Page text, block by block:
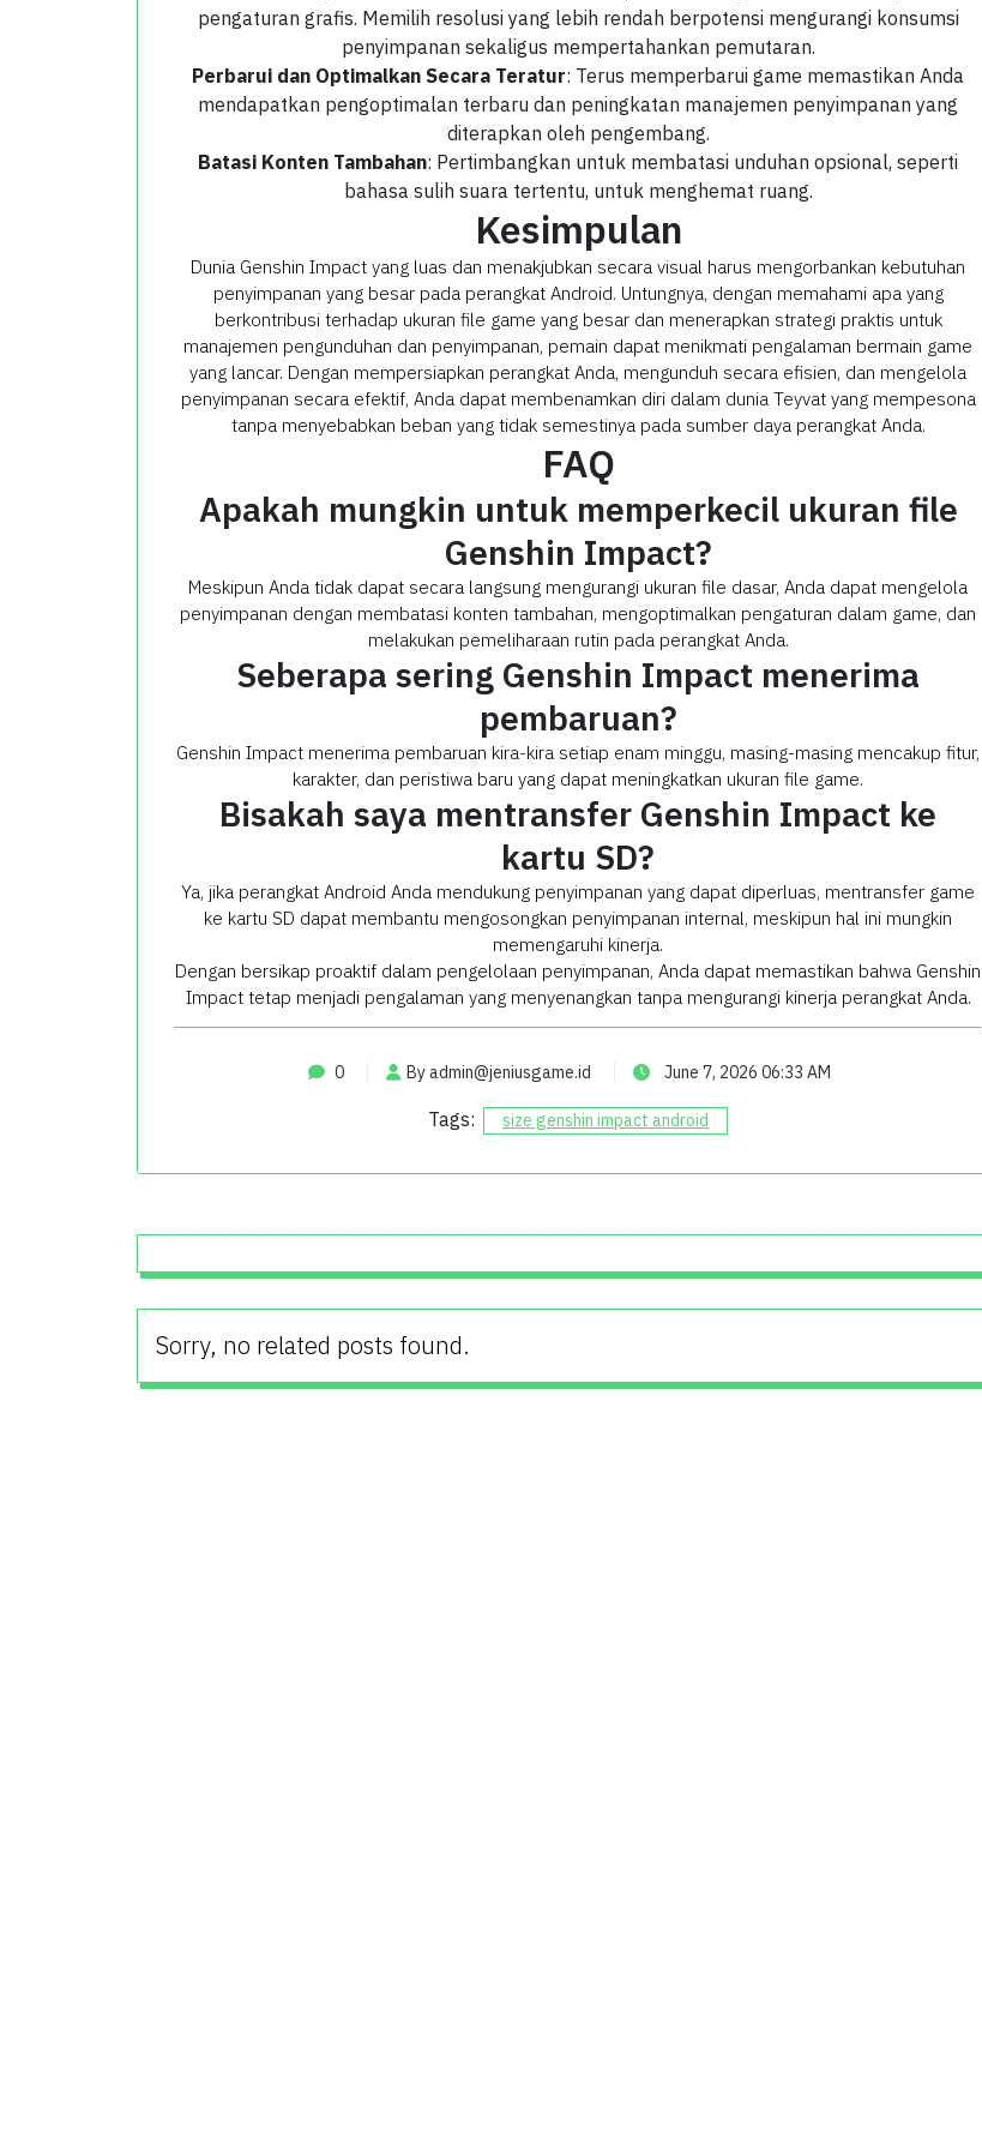
pengaturan grafis. Memilih resolusi yang lebih rendah berpotensi mengurangi konsumsi
penyimpanan sekaligus mempertahankan pemutaran.
Perbarui dan Optimalkan Secara Teratur: Terus memperbarui game memastikan Anda
mendapatkan pengoptimalan terbaru dan peningkatan manajemen penyimpanan yang
diterapkan oleh pengembang.
Batasi Konten Tambahan: Pertimbangkan untuk membatasi unduhan opsional, seperti
bahasa sulih suara tertentu, untuk menghemat ruang.
Kesimpulan
Dunia Genshin Impact yang luas dan menakjubkan secara visual harus mengorbankan kebutuhan
penyimpanan yang besar pada perangkat Android. Untungnya, dengan memahami apa yang
berkontribusi terhadap ukuran file game yang besar dan menerapkan strategi praktis untuk
manajemen pengunduhan dan penyimpanan, pemain dapat menikmati pengalaman bermain game
yang lancar. Dengan mempersiapkan perangkat Anda, mengunduh secara efisien, dan mengelola
penyimpanan secara efektif, Anda dapat membenamkan diri dalam dunia Teyvat yang mempesona
tanpa menyebabkan beban yang tidak semestinya pada sumber daya perangkat Anda.
FAQ
Apakah mungkin untuk memperkecil ukuran file
Genshin Impact?
Meskipun Anda tidak dapat secara langsung mengurangi ukuran file dasar, Anda dapat mengelola
penyimpanan dengan membatasi konten tambahan, mengoptimalkan pengaturan dalam game, dan
melakukan pemeliharaan rutin pada perangkat Anda.
Seberapa sering Genshin Impact menerima
pembaruan?
Genshin Impact menerima pembaruan kira-kira setiap enam minggu, masing-masing mencakup fitur,
karakter, dan peristiwa baru yang dapat meningkatkan ukuran file game.
Bisakah saya mentransfer Genshin Impact ke
kartu SD?
Ya, jika perangkat Android Anda mendukung penyimpanan yang dapat diperluas, mentransfer game
ke kartu SD dapat membantu mengosongkan penyimpanan internal, meskipun hal ini mungkin
memengaruhi kinerja.
Dengan bersikap proaktif dalam pengelolaan penyimpanan, Anda dapat memastikan bahwa Genshin
Impact tetap menjadi pengalaman yang menyenangkan tanpa mengurangi kinerja perangkat Anda.
0 Byadmin@jeniusgame.id June 7, 2026 06:33 AM
Tags: size genshin impact android
Sorry, no related posts found.